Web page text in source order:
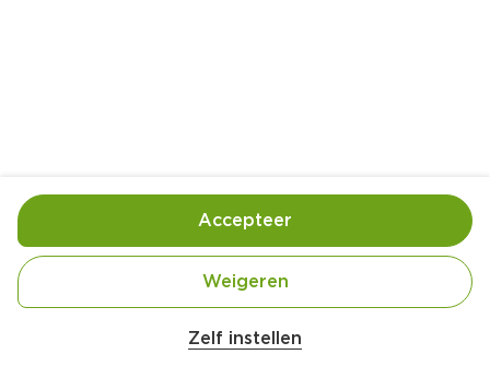
Ingrediënten Bereiding
Zelf instellen
Weigeren
Accepteer